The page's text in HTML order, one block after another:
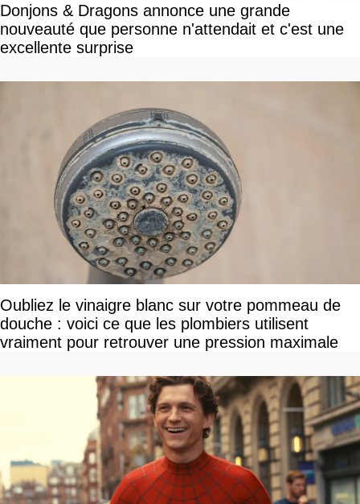
Donjons & Dragons annonce une grande
nouveauté que personne n'attendait et c'est une
excellente surprise
Oubliez le vinaigre blanc sur votre pommeau de
douche : voici ce que les plombiers utilisent
vraiment pour retrouver une pression maximale